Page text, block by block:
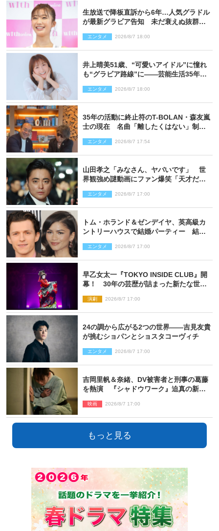
生放送で降板直訴から6年…人気グラドル
が最新グラビア告知 未だ衰えぬ抜群ス
エンタメ 2026/8/7 18:00
井上晴美51歳、“可愛いアイドル”に憧れ
も“グラビア路線”に――芸能生活35年を
エンタメ 2026/8/7 18:00
35年の活動に終止符のT-BOLAN・森友嵐
士の現在 名曲「離したくはない」制作
エンタメ 2026/8/7 17:54
山田孝之「みなさん、ヤバいです」 世
界観強め謎動画にファン爆笑「天才だ
エンタメ 2026/8/7 17:00
トム・ホランド＆ゼンデイヤ、英高級カ
ントリーハウスで結婚パーティー 結婚
エンタメ 2026/8/7 17:00
早乙女太一『TOKYO INSIDE CLUB』開
幕！ 30年の芸歴が詰まった新たな世界
演劇 2026/8/7 17:00
24の調から広がる2つの世界――吉見友貴
が挑むショパンとショスタコーヴィチ
エンタメ 2026/8/7 17:00
吉岡里帆＆奈緒、DV被害者と刑事の葛藤
を熱演 『シャドウワーク』迫真の新場
映画 2026/8/7 17:00
もっと見る